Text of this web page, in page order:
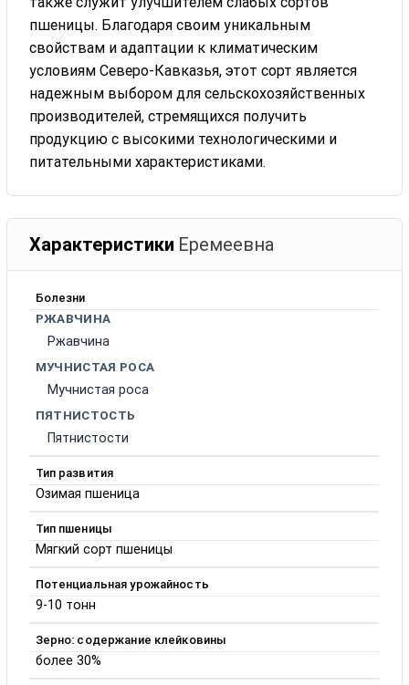
пшеницы. Благодаря своим уникальным
свойствам и адаптации к климатическим
условиям Северо-Кавказья, этот сорт является
надежным выбором для сельскохозяйственных
производителей, стремящихся получить
продукцию с высокими технологическими и
питательными характеристиками.
Характеристики Еремеевна
Болезни
РЖАВЧИНА
Ржавчина
МУЧНИСТАЯ РОСА
Мучнистая роса
ПЯТНИСТОСТЬ
Пятнистости
Тип развития
Озимая пшеница
Тип пшеницы
Мягкий сорт пшеницы
Потенциальная урожайность
9-10 тонн
Зерно: содержание клейковины
более 30%